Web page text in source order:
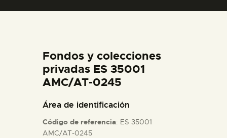
ESPAÑOL
ACTIVIDADES
Fondos y colecciones
privadas ES 35001
AMC/AT-0245
Área de identificación
Código de referencia: ES 35001
AMC/AT-0245